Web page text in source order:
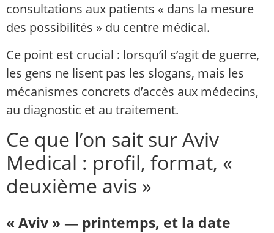
consultations aux patients « dans la mesure
des possibilités » du centre médical.
Ce point est crucial : lorsqu’il s’agit de guerre,
les gens ne lisent pas les slogans, mais les
mécanismes concrets d’accès aux médecins,
au diagnostic et au traitement.
Ce que l’on sait sur Aviv
Medical : profil, format, «
deuxième avis »
« Aviv » — printemps, et la date